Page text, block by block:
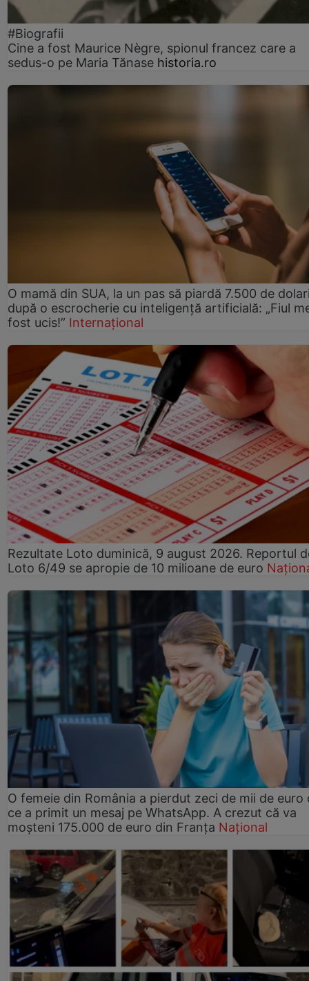
#Biografii
Cine a fost Maurice Nègre, spionul francez care a
sedus-o pe Maria Tănase historia.ro
O mamă din SUA, la un pas să piardă 7.500 de
după o escrocherie cu inteligență artificială: „Fiul
fost ucis!” Internațional
Rezultate Loto duminică, 9 august 2026. Reportul
Loto 6/49 se apropie de 10 milioane de euro
O femeie din România a pierdut zeci de mii de euro
ce a primit un mesaj pe WhatsApp. A crezut că va
moșteni 175.000 de euro din Franța Național